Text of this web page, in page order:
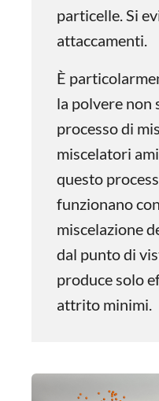
particelle. Si
attaccamenti.
È
la polvere non
processo di
miscelatori
questo
funzionano
miscelazione
dal punto di
produce solo
attrito minimi.